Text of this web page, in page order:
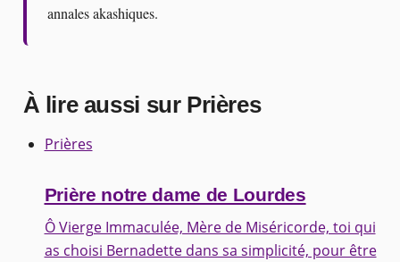
annales akashiques.
À lire aussi sur Prières
Prières
Prière notre dame de Lourdes
Ô Vierge Immaculée, Mère de Miséricorde, toi qui
as choisi Bernadette dans sa simplicité, pour être